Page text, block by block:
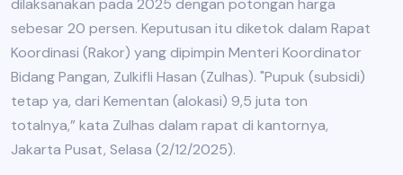
sebesar 20 persen. Keputusan itu diketok dalam Rapat
Koordinasi (Rakor) yang dipimpin Menteri Koordinator
Bidang Pangan, Zulkifli Hasan (Zulhas). "Pupuk (subsidi)
tetap ya, dari Kementan (alokasi) 9,5 juta ton
totalnya,” kata Zulhas dalam rapat di kantornya,
Jakarta Pusat, Selasa (2/12/2025).